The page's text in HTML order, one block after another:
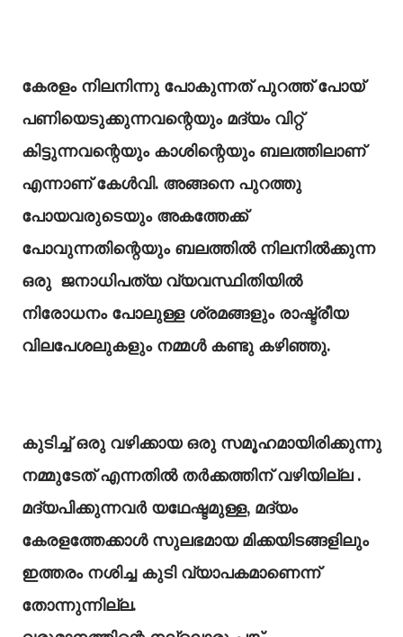
കേരളം നിലനിന്നു പോകുന്നത് പുറത്ത് പോയ്
പണിയെടുക്കുന്നവന്റെയും മദ്യം വിറ്റ്
കിട്ടുന്നവന്റെയും കാശിന്റെയും ബലത്തിലാണ്
എന്നാണ് കേൾവി. അങ്ങനെ പുറത്തു
പോയവരുടെയും അകത്തേക്ക്
പോവുന്നതിന്റെയും ബലത്തിൽ നിലനിൽക്കുന്ന
ഒരു ജനാധിപത്യ വ്യവസ്ഥിതിയിൽ
നിരോധനം പോലുള്ള ശ്രമങ്ങളും രാഷ്ട്രീയ
വിലപേശലുകളും നമ്മൾ കണ്ടു കഴിഞ്ഞു.
കുടിച്ച് ഒരു വഴിക്കായ ഒരു സമൂഹമായിരിക്കുന്നു
നമ്മുടേത് എന്നതിൽ തർക്കത്തിന് വഴിയില്ല .
മദ്യപിക്കുന്നവർ യഥേഷ്ടമുള്ള, മദ്യം
കേരളത്തേക്കാൾ സുലഭമായ മിക്കയിടങ്ങളിലും
ഇത്തരം നശിച്ച കുടി വ്യാപകമാണെന്ന്
തോന്നുന്നില്ല.